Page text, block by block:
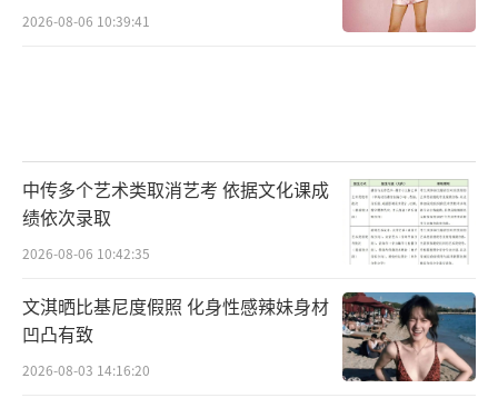
2026-08-06 10:39:41
中传多个艺术类取消艺考 依据文化课成
绩依次录取
2026-08-06 10:42:35
文淇晒比基尼度假照 化身性感辣妹身材
凹凸有致
2026-08-03 14:16:20